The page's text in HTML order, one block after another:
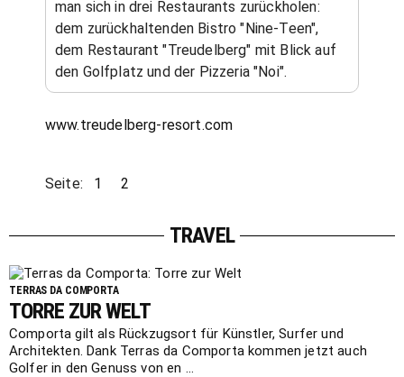
man sich in drei Restaurants zurückholen:
dem zurückhaltenden Bistro "Nine-Teen",
dem Restaurant "Treudelberg" mit Blick auf
den Golfplatz und der Pizzeria "Noi".
www.treudelberg-resort.com
Seite: 1 2
TRAVEL
TERRAS DA COMPORTA
TORRE ZUR WELT
Comporta gilt als Rückzugsort für Künstler, Surfer und
Architekten. Dank Terras da Comporta kommen jetzt auch
Golfer in den Genuss von en ...